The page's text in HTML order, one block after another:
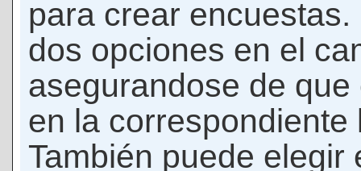
para crear
dos opciones en el
asegurandose de
en la
También puede